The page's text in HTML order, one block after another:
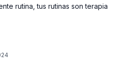
rutina, tus rutinas son terapia